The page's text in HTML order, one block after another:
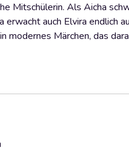
Mitschülerin. Als Aicha
auch Elvira endlich
modernes Märchen, das